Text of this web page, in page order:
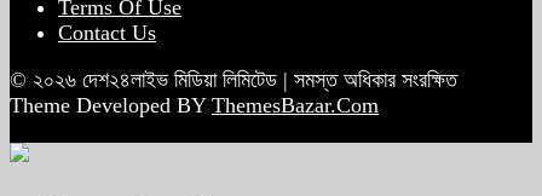
Terms Of Use
Contact Us
© ২০২৬ দেশ২৪লাইভ মিডিয়া লিমিটেড | সমস্ত অধিকার সংরক্ষিত
Theme Developed BY ThemesBazar.Com